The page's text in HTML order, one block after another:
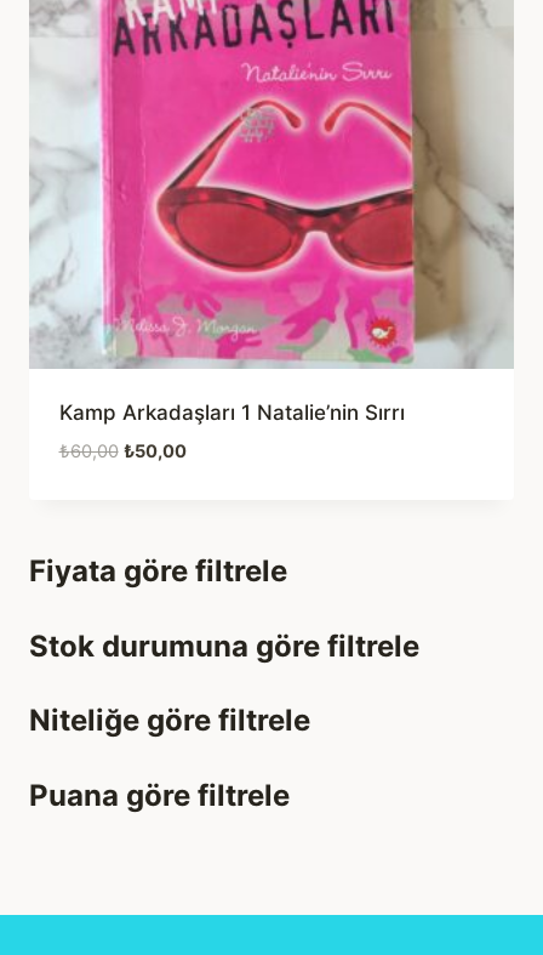
Kamp Arkadaşları 1 Natalie’nin Sırrı
₺60,00 Orijinal
₺50,00Şu
Fiyata göre filtrele
Stok durumuna göre filtrele
Niteliğe göre filtrele
Puana göre filtrele